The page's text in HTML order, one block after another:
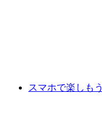
スマホで楽しもう